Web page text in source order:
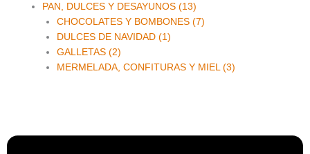
PAN, DULCES Y DESAYUNOS (13)
CHOCOLATES Y BOMBONES (7)
DULCES DE NAVIDAD (1)
GALLETAS (2)
MERMELADA, CONFITURAS Y MIEL (3)